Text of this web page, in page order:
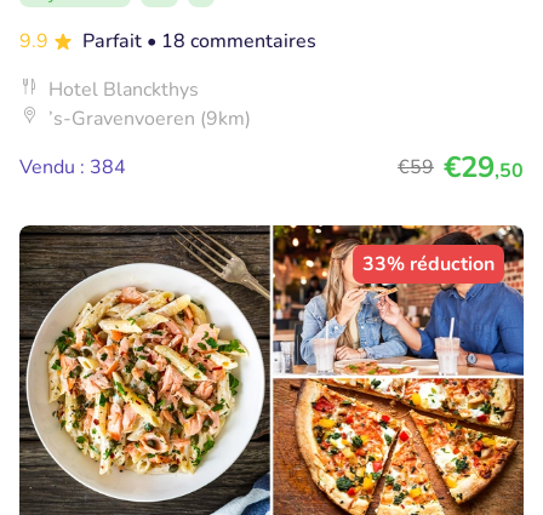
9.9
Parfait • 18 commentaires
Hotel Blanckthys
’s-Gravenvoeren (9km)
Vendu : 384
€59 €29,50
33% réduction